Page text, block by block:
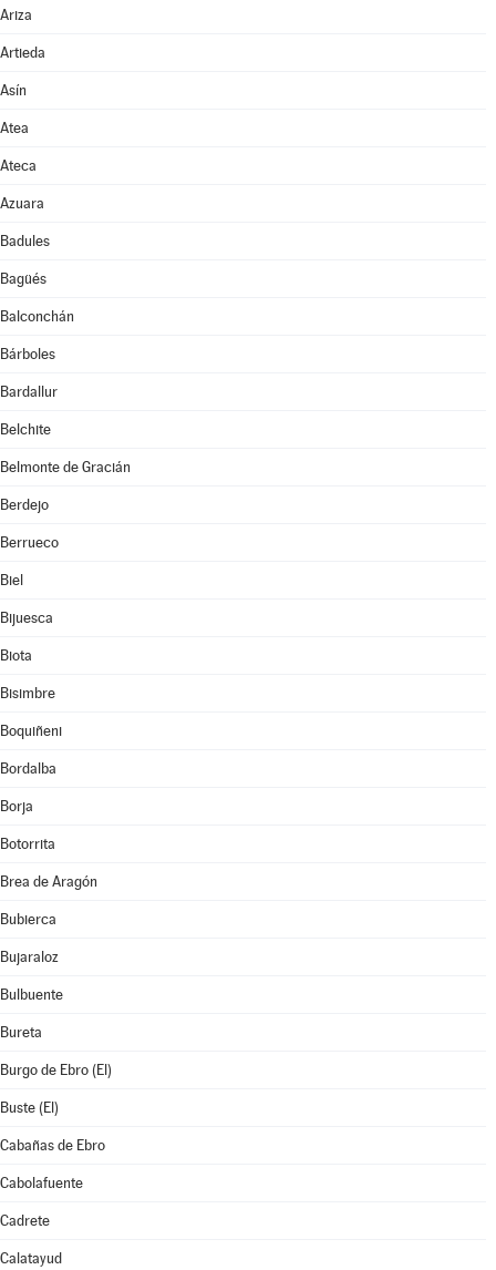
Ariza
Artieda
Asín
Atea
Ateca
Azuara
Badules
Bagüés
Balconchán
Bárboles
Bardallur
Belchite
Belmonte de Gracián
Berdejo
Berrueco
Biel
Bijuesca
Biota
Bisimbre
Boquiñeni
Bordalba
Borja
Botorrita
Brea de Aragón
Bubierca
Bujaraloz
Bulbuente
Bureta
Burgo de Ebro (El)
Buste (El)
Cabañas de Ebro
Cabolafuente
Cadrete
Calatayud